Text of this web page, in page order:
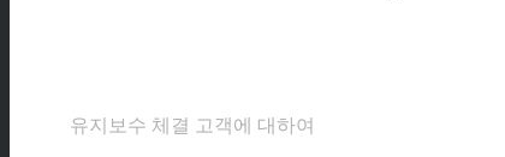
유지보수 체결 고객에 대하여